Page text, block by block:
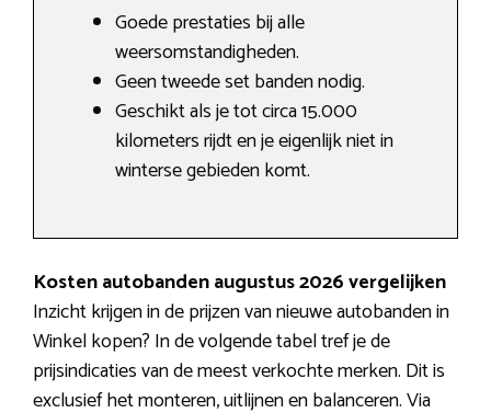
Goede prestaties bij alle
weersomstandigheden.
Geen tweede set banden nodig.
Geschikt als je tot circa 15.000
kilometers rijdt en je eigenlijk niet in
winterse gebieden komt.
Kosten autobanden augustus 2026 vergelijken
Inzicht krijgen in de prijzen van nieuwe autobanden in
Winkel kopen? In de volgende tabel tref je de
prijsindicaties van de meest verkochte merken. Dit is
exclusief het monteren, uitlijnen en balanceren. Via